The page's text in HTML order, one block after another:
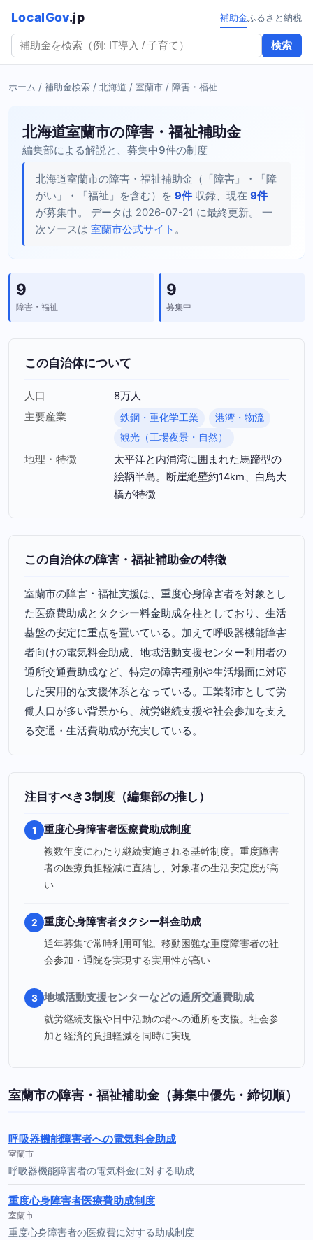
LocalGov.jp
検索
補助金ふるさと納税
ホーム / 補助金検索 / 北海道 / 室蘭市 / 障害・福祉
北海道室蘭市の障害・福祉補助金
編集部による解説と、募集中9件の制度
北海道室蘭市の障害・福祉補助金（「障害」・「障
がい」・「福祉」を含む）を 9件 収録、現在 9件
が募集中。 データは 2026-07-21 に最終更新。 一
次ソースは 室蘭市公式サイト 。
9
障害・福祉
9
募集中
この自治体について
人口
8万人
主要産業
鉄鋼・重化学工業
港湾・物流
観光（工場夜景・自然）
地理・特徴
太平洋と内浦湾に囲まれた馬蹄型の
絵鞆半島。断崖絶壁約14km、白鳥大
橋が特徴
この自治体の障害・福祉補助金の特徴
室蘭市の障害・福祉支援は、重度心身障害者を対象とし
た医療費助成とタクシー料金助成を柱としており、生活
基盤の安定に重点を置いている。加えて呼吸器機能障害
者向けの電気料金助成、地域活動支援センター利用者の
通所交通費助成など、特定の障害種別や生活場面に対応
した実用的な支援体系となっている。工業都市として労
働人口が多い背景から、就労継続支援や社会参加を支え
る交通・生活費助成が充実している。
注目すべき3制度（編集部の推し）
1 重度心身障害者医療費助成制度
複数年度にわたり継続実施される基幹制度。重度障害
者の医療負担軽減に直結し、対象者の生活安定度が高
い
2 重度心身障害者タクシー料金助成
通年募集で常時利用可能。移動困難な重度障害者の社
会参加・通院を実現する実用性が高い
3 地域活動支援センターなどの通所交通費助成
就労継続支援や日中活動の場への通所を支援。社会参
加と経済的負担軽減を同時に実現
室蘭市の障害・福祉補助金（募集中優先・締切順）
呼吸器機能障害者への電気料金助成
室蘭市
呼吸器機能障害者の電気料金に対する助成
重度心身障害者医療費助成制度
室蘭市
重度心身障害者の医療費に対する助成制度